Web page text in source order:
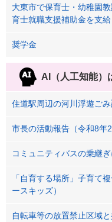
大東市で保育士・幼稚園
育士就職支援補助金を支
奨学金
AI（人工知能）
住道駅周辺の河川浮遊ご
市長の活動報告（令和8年2
コミュニティバスの乗継
「自育する場所」子育て
ースキッズ）
自転車等の放置禁止区域